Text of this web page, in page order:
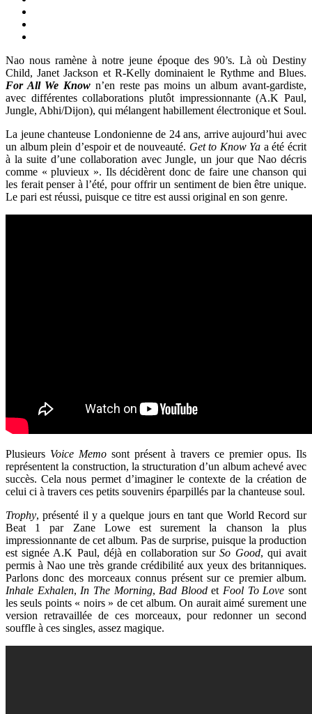
Nao nous ramène à notre jeune époque des 90’s. Là où Destiny
Child, Janet Jackson et R-Kelly dominaient le Rythme and Blues.
For All We Know n’en reste pas moins un album avant-gardiste,
avec différentes collaborations plutôt impressionnante (A.K Paul,
Jungle, Abhi/Dijon), qui mélangent habillement électronique et Soul.
La jeune chanteuse Londonienne de 24 ans, arrive aujourd’hui avec
un album plein d’espoir et de nouveauté. Get to Know Ya a été écrit
à la suite d’une collaboration avec Jungle, un jour que Nao décris
comme « pluvieux ». Ils décidèrent donc de faire une chanson qui
les ferait penser à l’été, pour offrir un sentiment de bien être unique.
Le pari est réussi, puisque ce titre est aussi original en son genre.
Plusieurs Voice Memo sont présent à travers ce premier opus. Ils
représentent la construction, la structuration d’un album achevé avec
succès. Cela nous permet d’imaginer le contexte de la création de
celui ci à travers ces petits souvenirs éparpillés par la chanteuse soul.
Trophy, présenté il y a quelque jours en tant que World Record sur
Beat 1 par Zane Lowe est surement la chanson la plus
impressionnante de cet album. Pas de surprise, puisque la production
est signée A.K Paul, déjà en collaboration surSo Good, qui avait
permis à Nao une très grande crédibilité aux yeux des britanniques.
Parlons donc des morceaux connus présent sur ce premier album.
Inhale Exhalen, In The Morning, Bad Bloodet Fool To Love sont
les seuls points « noirs » de cet album. On aurait aimé surement une
version retravaillée de ces morceaux, pour redonner un second
souffle à ces singles, assez magique.